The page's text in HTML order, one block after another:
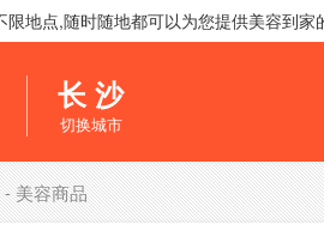
地点,随时随地都可以为您提供美容到家
长 沙
切换城市
-美容商品